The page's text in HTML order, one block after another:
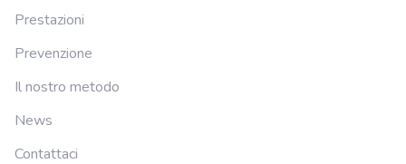
Prestazioni
Prevenzione
Il nostro metodo
News
Contattaci